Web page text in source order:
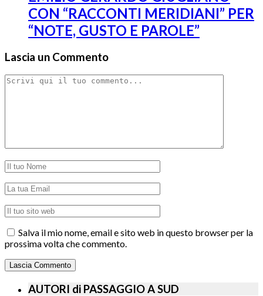
CON “RACCONTI MERIDIANI” PER
“NOTE, GUSTO E PAROLE”
Lascia un Commento
Salva il mio nome, email e sito web in questo browser per la
prossima volta che commento.
AUTORI di PASSAGGIO A SUD